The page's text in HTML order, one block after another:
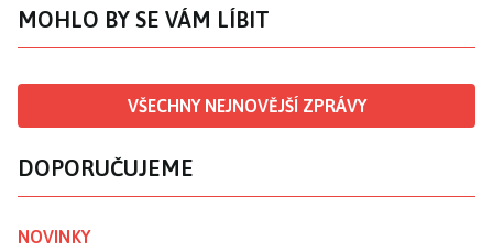
MOHLO BY SE VÁM LÍBIT
VŠECHNY NEJNOVĚJŠÍ ZPRÁVY
DOPORUČUJEME
NOVINKY